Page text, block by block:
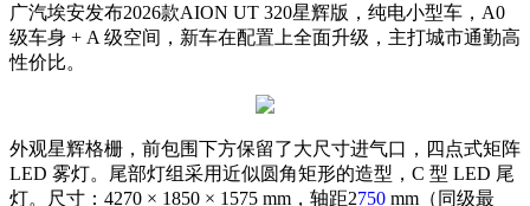
广汽埃安发布2026款AION UT 320星辉版，纯电小型车，A0
级车身 + A 级空间，新车在配置上全面升级，主打城市通勤高
性价比。
外观星辉格栅，前包围下方保留了大尺寸进气口，四点式矩阵
LED 雾灯。尾部灯组采用近似圆角矩形的造型，C 型 LED 尾
灯。尺寸：4270 × 1850 × 1575 mm，轴距2750 mm（同级最